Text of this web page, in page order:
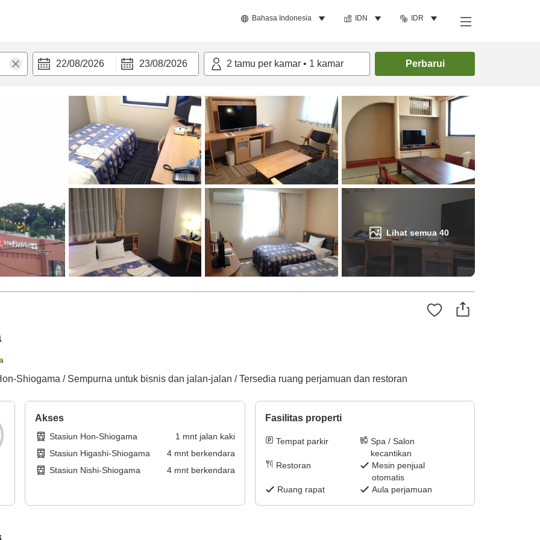
Bahasa Indonesia IDN IDR
22/08/2026 23/08/2026 2 tamu per kamar • 1 kamar Perbarui
Lihat semua 40
Cari kamar
Shiogama / Sempurna untuk bisnis dan jalan-jalan / Tersedia ruang perjamuan dan restoran
Akses
Stasiun Hon-Shiogama 1 mnt jalan kaki
Stasiun Higashi-Shiogama
4mnt berkendara
Stasiun Nishi-Shiogama
4mnt berkendara
Fasilitas properti
Tempat parkir
Spa / Salon
kecantikan
Restoran
Mesin penjual
otomatis
Ruang rapat
Aula perjamuan